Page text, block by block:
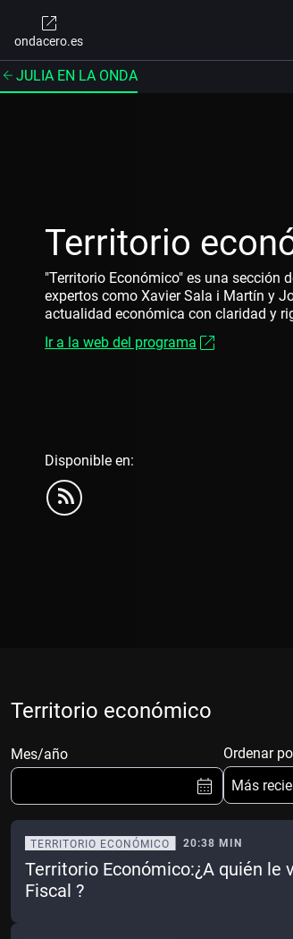
ondacero.es
JULIA EN LA ONDA
Territorio
"Territorio Económico" es una sección
expertos como Xavier Sala i Martín y
actualidad económica con claridad y
reformas fiscales, empleo y deuda
Ir a la web del programa
Disponible en:
Territorio económico
Mes/año
Ene Feb Abr
Ordenar
Más
TERRITORIO ECONÓMICO 20:38 MIN
Territorio Económico:¿A quién le
Fiscal ?